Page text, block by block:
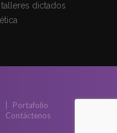
dictados
Portafolio
Contáctenos